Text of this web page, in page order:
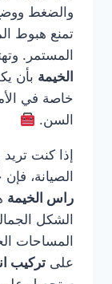
والضغط
تمنع هبوط
المستمر.
الخيمة بأن
خاصة في
السن.
إذا كنت
الصيانة،
راس الخيمة
الشكل
المساحات
على تركيب